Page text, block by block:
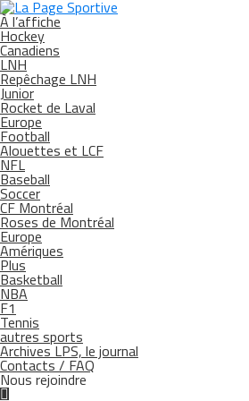
À l’affiche
Hockey
Canadiens
LNH
Repêchage LNH
Junior
Rocket de Laval
Europe
Football
Alouettes et LCF
NFL
Baseball
Soccer
CF Montréal
Roses de Montréal
Europe
Amériques
Plus
Basketball
NBA
F1
Tennis
autres sports
Archives LPS, le journal
Contacts / FAQ
Nous rejoindre